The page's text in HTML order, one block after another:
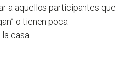
a aquellos participantes que
o tienen poca
casa.